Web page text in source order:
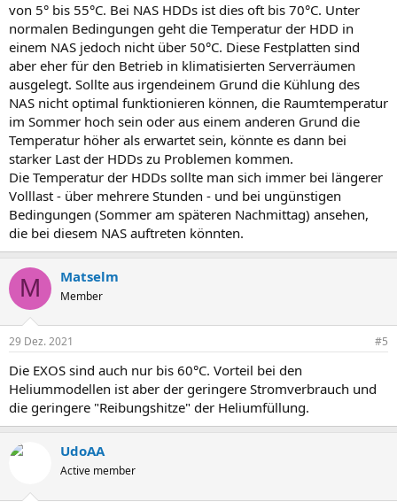
von 5° bis 55°C. Bei NAS HDDs ist dies oft bis 70°C. Unter
normalen Bedingungen geht die Temperatur der HDD in
einem NAS jedoch nicht über 50°C. Diese Festplatten sind
aber eher für den Betrieb in klimatisierten Serverräumen
ausgelegt. Sollte aus irgendeinem Grund die Kühlung des
NAS nicht optimal funktionieren können, die Raumtemperatur
im Sommer hoch sein oder aus einem anderen Grund die
Temperatur höher als erwartet sein, könnte es dann bei
starker Last der HDDs zu Problemen kommen.
Die Temperatur der HDDs sollte man sich immer bei längerer
Volllast - über mehrere Stunden - und bei ungünstigen
Bedingungen (Sommer am späteren Nachmittag) ansehen,
die bei diesem NAS auftreten könnten.
M Matselm
Member
29 Dez. 2021 #5
Die EXOS sind auch nur bis 60°C. Vorteil bei den
Heliummodellen ist aber der geringere Stromverbrauch und
die geringere "Reibungshitze" der Heliumfüllung.
UdoAA
Active member